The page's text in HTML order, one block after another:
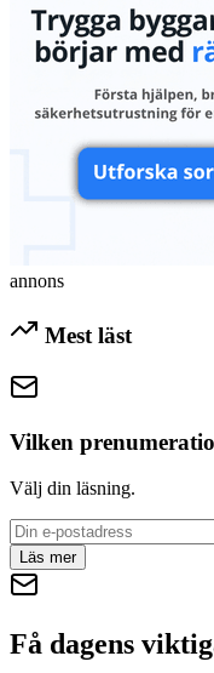
annons
Mest läst
Vilken
Välj din läsning.
Läs mer
Få dagens